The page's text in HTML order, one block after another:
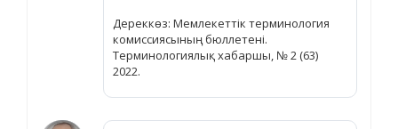
Дереккөз: Мемлекеттік терминология
комиссиясының бюллетені.
Терминологиялық хабаршы, № 2 (63)
2022.